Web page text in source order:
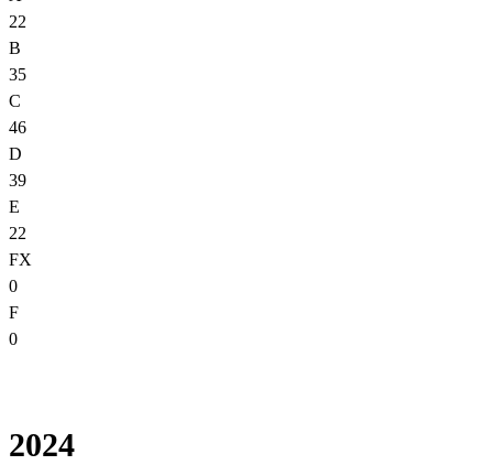
22
B
35
C
46
D
39
E
22
FX
0
F
0
2024